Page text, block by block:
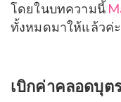
โดยในบทความนี้
ทั้งหมดมาให้แล้วค่ะ
เบิกค่าคลอดบุต